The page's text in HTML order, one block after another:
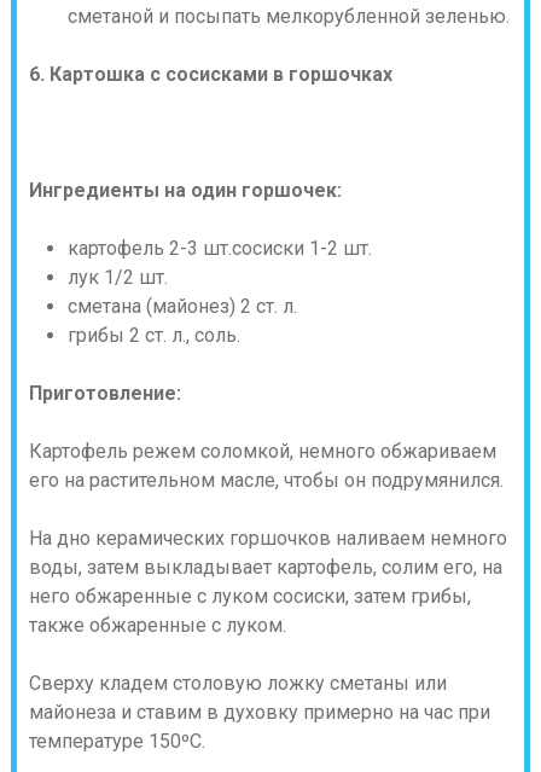
сметаной и посыпать мелкорубленной зеленью.
6. Картошка с сосисками в горшочках
Ингредиенты на один горшочек:
картофель 2-3 шт.сосиски 1-2 шт.
лук 1/2 шт.
сметана (майонез) 2 ст. л.
грибы 2 ст. л., соль.
Приготовление:
Картофель режем соломкой, немного обжариваем
его на растительном масле, чтобы он подрумянился.
На дно керамических горшочков наливаем немного
воды, затем выкладывает картофель, солим его, на
него обжаренные с луком сосиски, затем грибы,
также обжаренные с луком.
Сверху кладем столовую ложку сметаны или
майонеза и ставим в духовку примерно на час при
температуре 150ºC.